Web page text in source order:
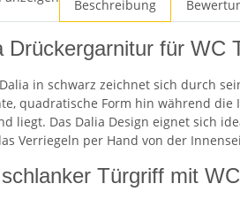
Beschreibung
Drückergarnitur für WC
in schwarz zeichnet sich durch
quadratische Form hin während
liegt. Das Dalia Design eignet sich
Verriegeln per Hand von der
Türgriff mit